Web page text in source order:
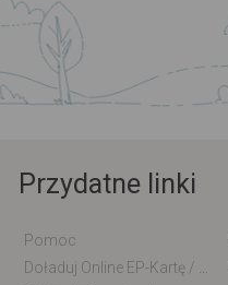
Przydatne linki
Pomoc